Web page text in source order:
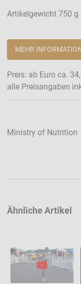
Artikelgewicht 750 g
MEHR
Preis: ab Euro ca.
alle Preisangaben
Ministry of Nutrition
Ähnliche Artikel